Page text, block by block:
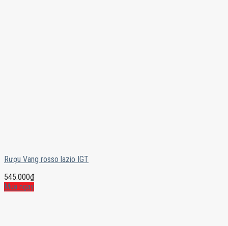
Rượu Vang rosso lazio IGT
545.000₫
Mua ngay